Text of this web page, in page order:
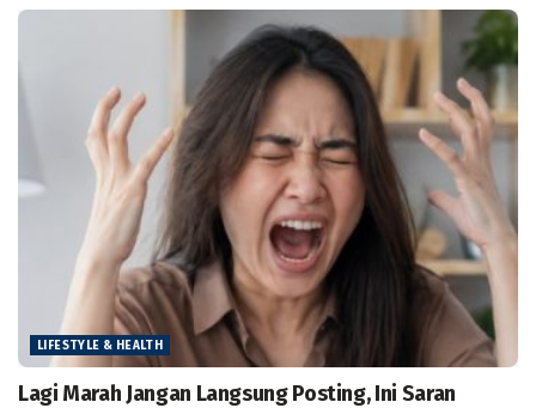
LIFESTYLE & HEALTH
Lagi Marah Jangan Langsung Posting, Ini Saran